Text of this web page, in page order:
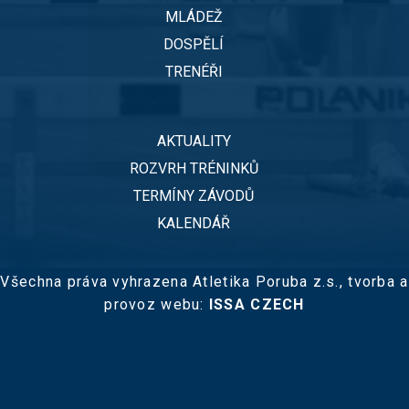
MLÁDEŽ
DOSPĚLÍ
TRENÉŘI
AKTUALITY
ROZVRH TRÉNINKŮ
TERMÍNY ZÁVODŮ
KALENDÁŘ
Všechna práva vyhrazena Atletika Poruba z.s., tvorba a
provoz webu:
ISSA CZECH